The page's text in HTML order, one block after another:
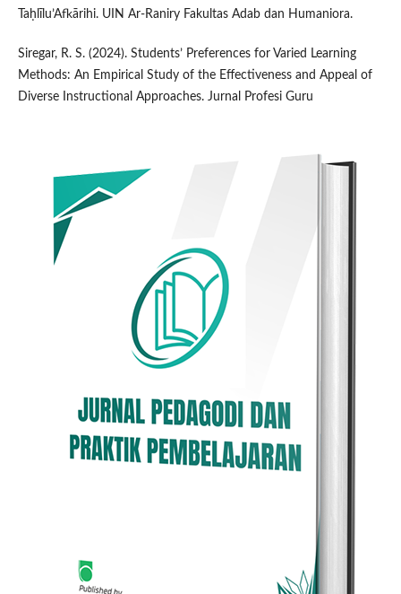
Taḥlīlu’Afkārihi. UIN Ar-Raniry Fakultas Adab dan Humaniora.
Siregar, R. S. (2024). Students’ Preferences for Varied Learning
Methods: An Empirical Study of the Effectiveness and Appeal of
Diverse Instructional Approaches. Jurnal Profesi Guru